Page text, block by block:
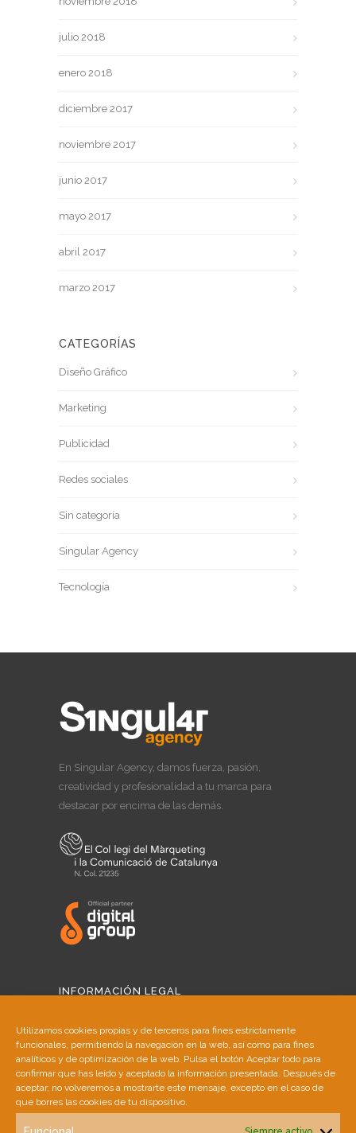
Utilizamos cookies propias y de terceros para fines estrictamente
funcionales, permitiendo la navegación en la web, así como para fines
analíticos y de optimización de la web. Pulsa el botón Aceptar todo para
confirmar que has leído y aceptado la información presentada. Después de
aceptar, no volveremos a mostrarte este mensaje, excepto en el caso de
que borres las cookies de tu dispositivo.
julio 2018
enero 2018
diciembre 2017
noviembre 2017
junio 2017
mayo 2017
abril 2017
marzo 2017
CATEGORÍAS
Diseño Gráfico
Marketing
Publicidad
Redes sociales
Sin categoría
Singular Agency
Tecnología
En Singular Agency, damos fuerza, pasión,
creatividad y profesionalidad a tu marca para
destacar por encima de las demás.
INFORMACIÓN LEGAL
Política de Cookies
Política de Privacidad